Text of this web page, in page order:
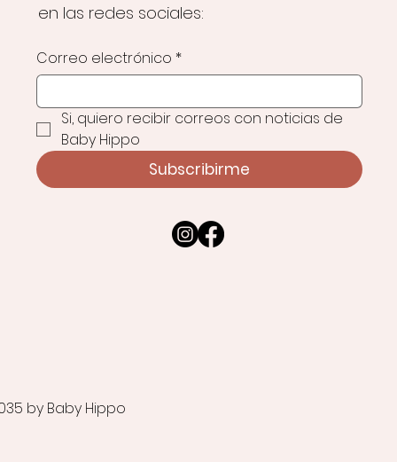
en las redes sociales:
Correo electrónico *
Si, quiero recibir correos con noticias de
Baby Hippo
Subscribirme
by Baby Hippo